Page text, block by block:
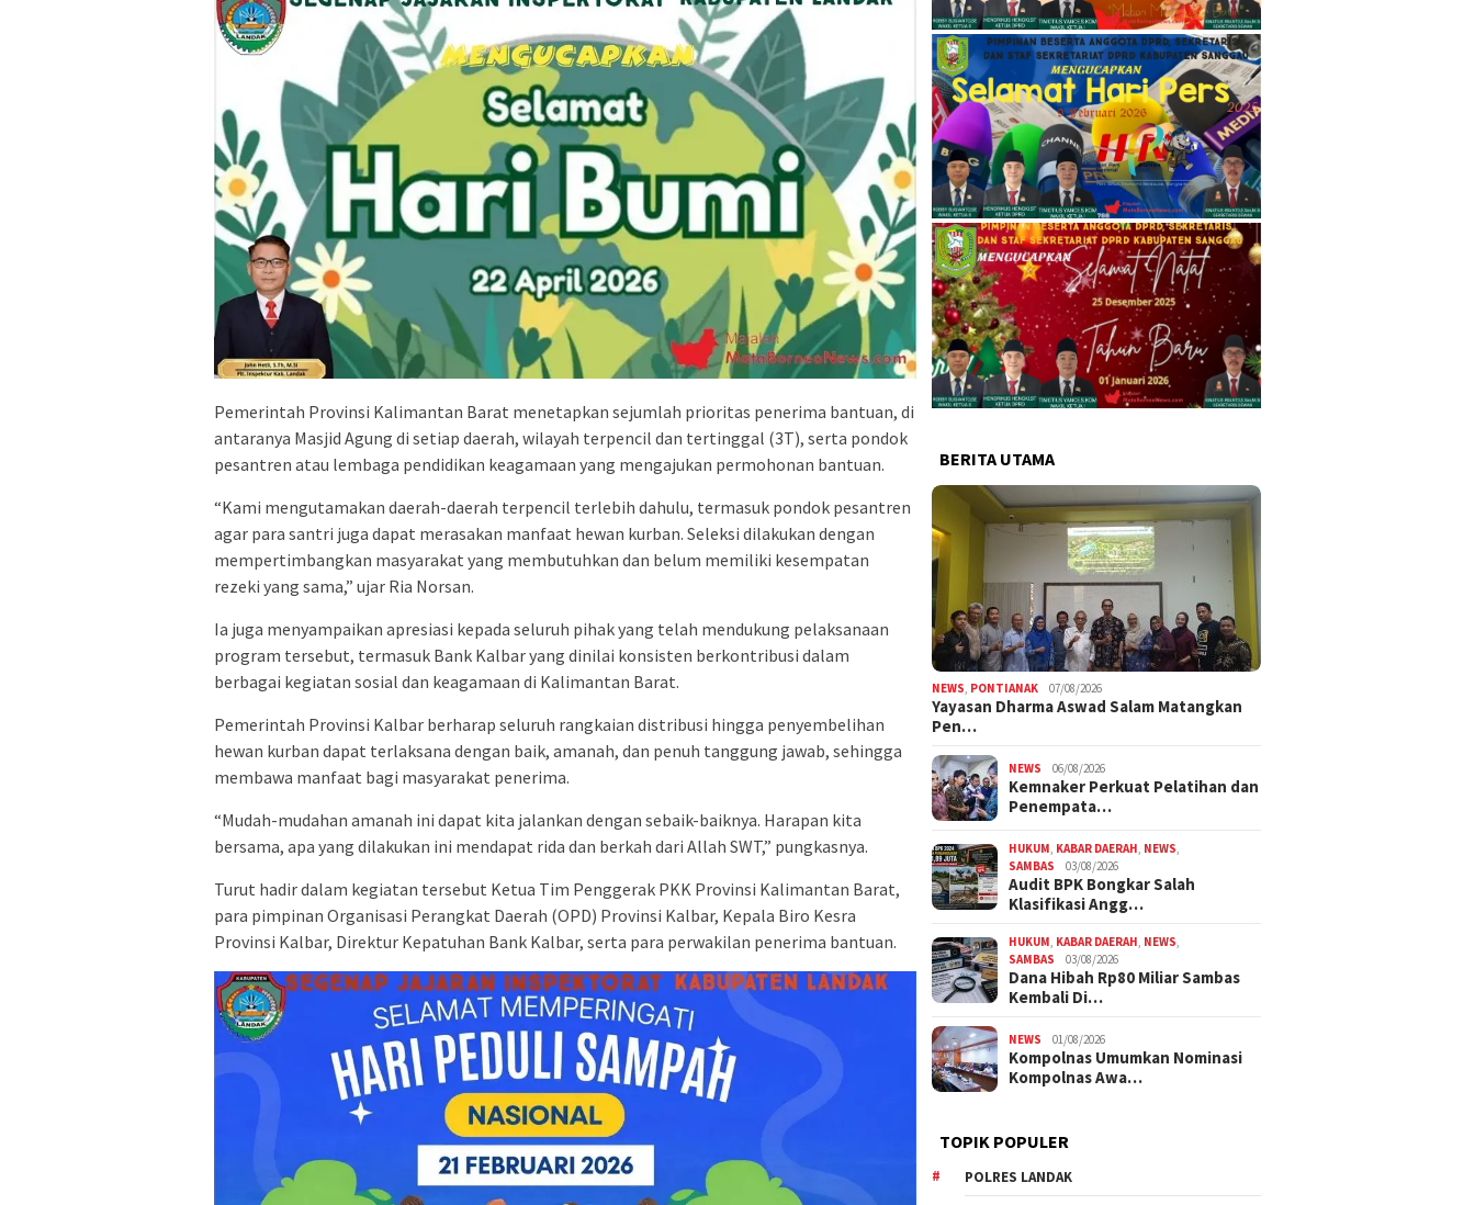
Pemerintah Provinsi Kalimantan Barat menetapkan sejumlah prioritas penerima bantuan, di
antaranya Masjid Agung di setiap daerah, wilayah terpencil dan tertinggal (3T), serta pondok
pesantren atau lembaga pendidikan keagamaan yang mengajukan permohonan bantuan.
“Kami mengutamakan daerah-daerah terpencil terlebih dahulu, termasuk pondok pesantren
agar para santri juga dapat merasakan manfaat hewan kurban. Seleksi dilakukan dengan
mempertimbangkan masyarakat yang membutuhkan dan belum memiliki kesempatan
rezeki yang sama,” ujar Ria Norsan.
Ia juga menyampaikan apresiasi kepada seluruh pihak yang telah mendukung pelaksanaan
program tersebut, termasuk Bank Kalbar yang dinilai konsisten berkontribusi dalam
berbagai kegiatan sosial dan keagamaan di Kalimantan Barat.
Pemerintah Provinsi Kalbar berharap seluruh rangkaian distribusi hingga penyembelihan
hewan kurban dapat terlaksana dengan baik, amanah, dan penuh tanggung jawab, sehingga
membawa manfaat bagi masyarakat penerima.
“Mudah-mudahan amanah ini dapat kita jalankan dengan sebaik-baiknya. Harapan kita
bersama, apa yang dilakukan ini mendapat rida dan berkah dari Allah SWT,” pungkasnya.
Turut hadir dalam kegiatan tersebut Ketua Tim Penggerak PKK Provinsi Kalimantan Barat,
para pimpinan Organisasi Perangkat Daerah (OPD) Provinsi Kalbar, Kepala Biro Kesra
Provinsi Kalbar, Direktur Kepatuhan Bank Kalbar, serta para perwakilan penerima bantuan.
BERITA UTAMA
NEWS PONTIANAK 07/08/2026
Yayasan Dharma Aswad Salam Matangkan
Pen…
NEWS 06/08/2026
Kemnaker Perkuat Pelatihan dan
Penempata…
HUKUM KABAR DAERAH NEWS
SAMBAS
03/08/2026
Audit BPK Bongkar Salah
Klasifikasi Angg…
HUKUM KABAR DAERAH NEWS
SAMBAS
03/08/2026
Dana Hibah Rp80 Miliar Sambas
Kembali Di…
NEWS 01/08/2026
Kompolnas Umumkan Nominasi
Kompolnas Awa…
TOPIK POPULER
POLRES LANDAK